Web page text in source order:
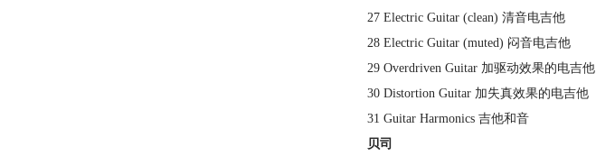
27 Electric Guitar (clean) 清音电吉他
28 Electric Guitar (muted) 闷音电吉他
29 Overdriven Guitar 加驱动效果的电吉他
30 Distortion Guitar 加失真效果的电吉他
31 Guitar Harmonics 吉他和音
贝司